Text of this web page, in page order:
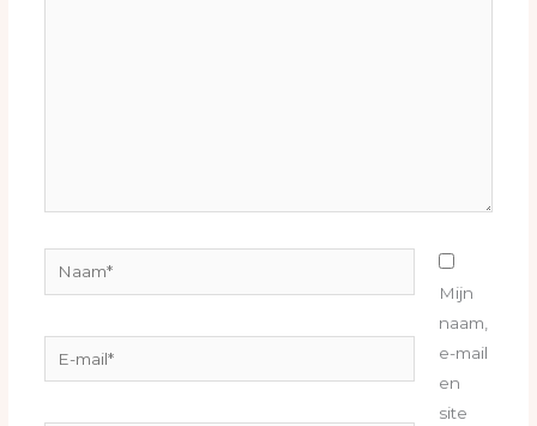
mail*
Mijn
naam,
e-mail
en
site